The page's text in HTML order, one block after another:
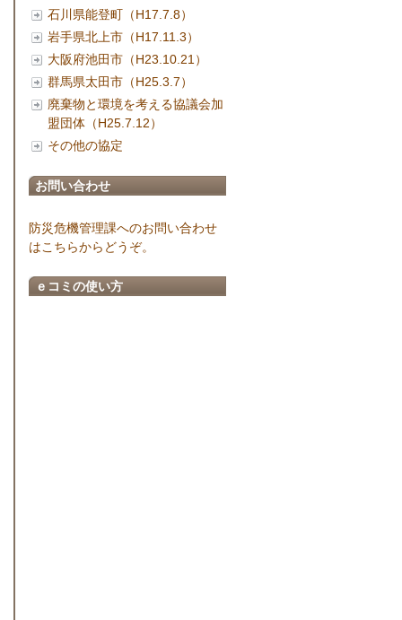
石川県能登町（H17.7.8）
岩手県北上市（H17.11.3）
大阪府池田市（H23.10.21）
群馬県太田市（H25.3.7）
廃棄物と環境を考える協議会加
盟団体（H25.7.12）
その他の協定
お問い合わせ
防災危機管理課へのお問い合わせ
はこちらからどうぞ。
ｅコミの使い方